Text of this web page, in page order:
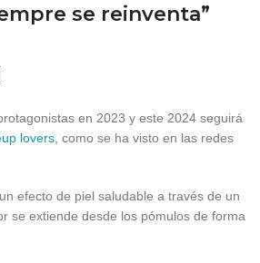
se reinventa”
en 2023 y este 2024 seguirá
lovers , como se ha visto en las redes
efecto de piel saludable a través de un
se extiende desde los pómulos de forma